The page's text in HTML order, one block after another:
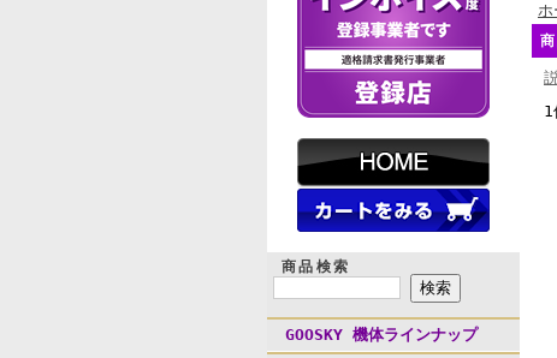
商品検索
GOOSKY 機体ラインナップ
ホ
1